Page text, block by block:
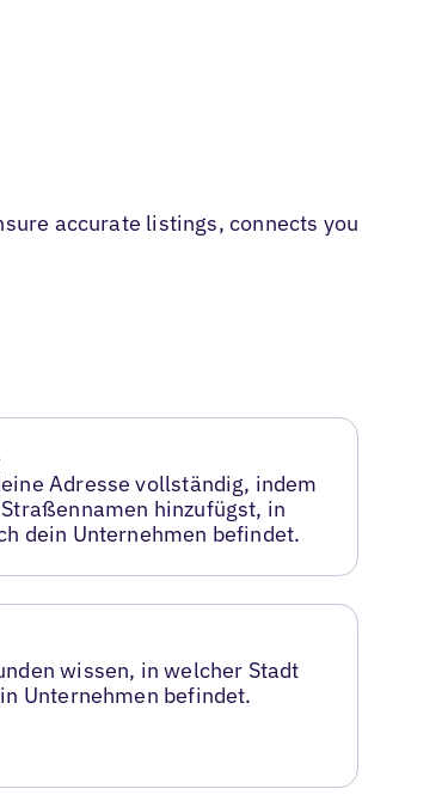
accurate listings, connects you
Adresse vollständig, indem
hinzufügst, in
dein Unternehmen befindet.
wissen, in welcher Stadt
Unternehmen befindet.